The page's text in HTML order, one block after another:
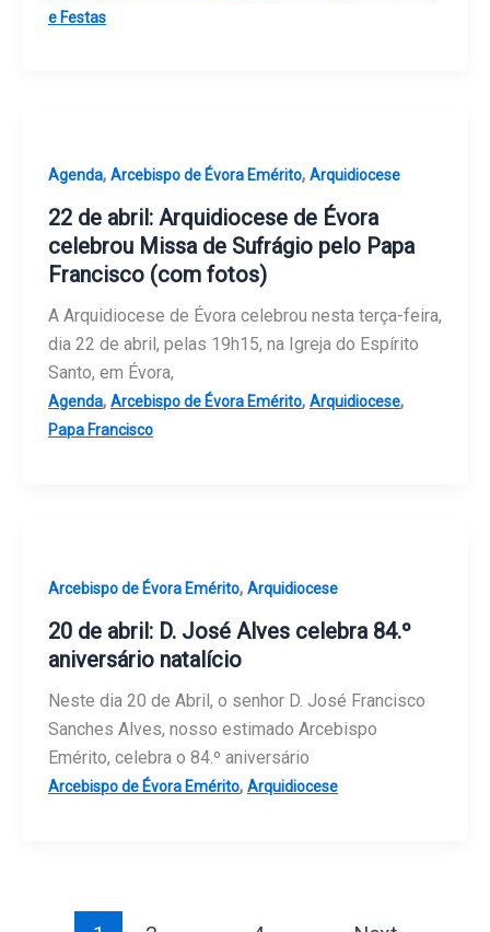
e Festas
Agenda, Arcebispo de Évora Emérito, Arquidiocese
22 de abril: Arquidiocese de Évora
celebrou Missa de Sufrágio pelo Papa
Francisco (com fotos)
A Arquidiocese de Évora celebrou nesta terça-feira,
dia 22 de abril, pelas 19h15, na Igreja do Espírito
Santo, em Évora,
Agenda, Arcebispo de Évora Emérito, Arquidiocese,
Papa Francisco
Arcebispo de Évora Emérito, Arquidiocese
20 de abril: D. José Alves celebra 84.º
aniversário natalício
Neste dia 20 de Abril, o senhor D. José Francisco
Sanches Alves, nosso estimado Arcebispo
Emérito, celebra o 84.º aniversário
Arcebispo de Évora Emérito, Arquidiocese